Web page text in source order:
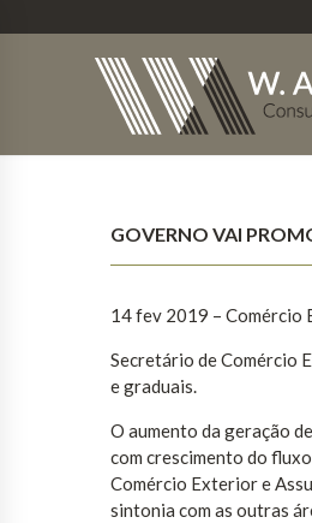
GOVERNO VAI
14 fev 2019 – Comércio
Secretário de Comércio
e graduais.
O aumento da geração
com crescimento do
Comércio Exterior e
sintonia com as outras